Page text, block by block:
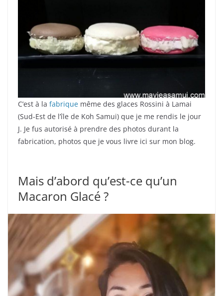
C’est à la fabrique même des glaces Rossini à Lamai
(Sud-Est de l’île de Koh Samui) que je me rendis le jour
J. Je fus autorisé à prendre des photos durant la
fabrication, photos que je vous livre ici sur mon blog.
Mais d’abord qu’est-ce qu’un
Macaron Glacé ?